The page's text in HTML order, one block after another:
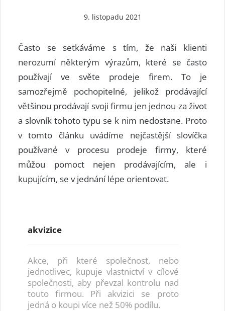
9. listopadu 2021
Často se setkáváme s tím, že naši klienti
nerozumí některým výrazům, které se často
používají ve světe prodeje firem. To je
samozřejmě pochopitelné, jelikož prodávající
většinou prodávají svoji firmu jen jednou za život
a slovník tohoto typu se k nim nedostane. Proto
v tomto článku uvádíme nejčastější slovíčka
používané v procesu prodeje firmy, které
můžou pomoct nejen prodávajícím, ale i
kupujícím, se v jednání lépe orientovat.
akvizice
Akce, při které společnost, nebo
jednotlivec, kupuje vlastnictví v cílové
společnosti, aby převzal kontrolu nad
touto firmou. Při akvizici se proto
jedná o koupi více než 50% podílu.